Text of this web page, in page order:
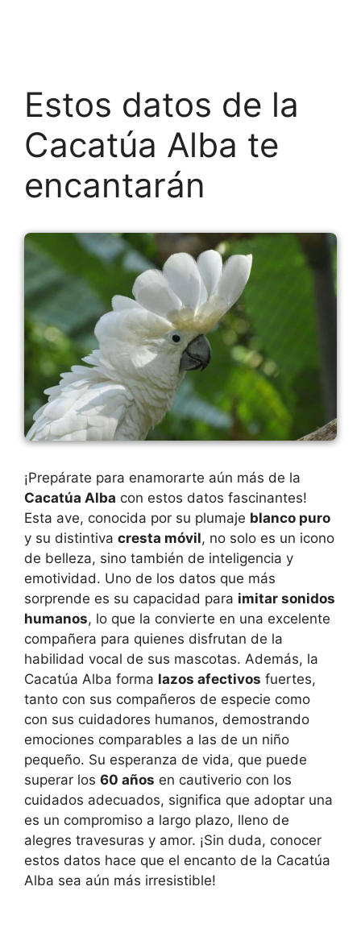
Estos datos de la
Cacatúa Alba te
encantarán
¡Prepárate para enamorarte aún más de la
Cacatúa Alba con estos datos fascinantes!
Esta ave, conocida por su plumaje blanco puro
y su distintiva cresta móvil, no solo es un icono
de belleza, sino también de inteligencia y
emotividad. Uno de los datos que más
sorprende es su capacidad para imitar sonidos
humanos, lo que la convierte en una excelente
compañera para quienes disfrutan de la
habilidad vocal de sus mascotas. Además, la
Cacatúa Alba forma lazos afectivos fuertes,
tanto con sus compañeros de especie como
con sus cuidadores humanos, demostrando
emociones comparables a las de un niño
pequeño. Su esperanza de vida, que puede
superar los 60 años en cautiverio con los
cuidados adecuados, significa que adoptar una
es un compromiso a largo plazo, lleno de
alegres travesuras y amor. ¡Sin duda, conocer
estos datos hace que el encanto de la Cacatúa
Alba sea aún más irresistible!